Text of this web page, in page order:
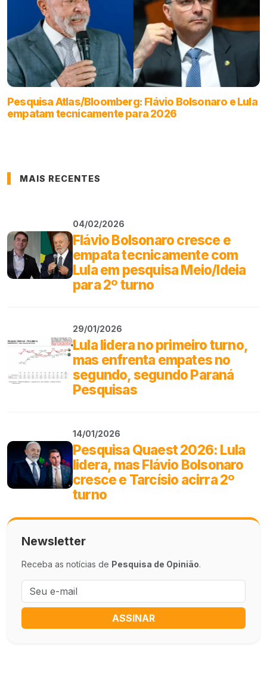
Pesquisa Atlas/Bloomberg: Flávio Bolsonaro e Lula
empatam tecnicamente para 2026
MAIS RECENTES
04/02/2026
Flávio Bolsonaro cresce e
empata tecnicamente com
Lula em pesquisa Meio/Ideia
para 2º turno
29/01/2026
Lula lidera no primeiro turno,
mas enfrenta empates no
segundo, segundo Paraná
Pesquisas
14/01/2026
Pesquisa Quaest 2026: Lula
lidera, mas Flávio Bolsonaro
cresce e Tarcísio acirra 2º
turno
Newsletter
Receba as notícias de Pesquisa de Opinião.
ASSINAR